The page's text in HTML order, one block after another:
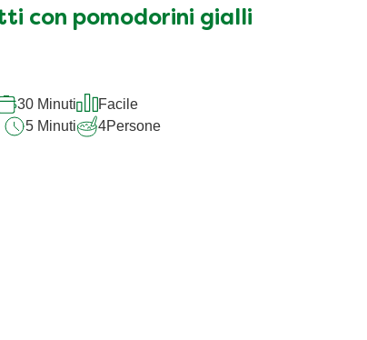
con pomodorini gialli
30 Minuti
Facile
5 Minuti
4Persone